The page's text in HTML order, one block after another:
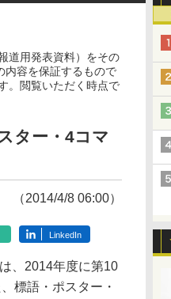
道用発表資料）をその
内容を保証するもので
。閲覧いただく時点で
ター・4コマ
（2014/4/8 06:00）
LinkedIn
、2014年度に第10
標語・ポスター・